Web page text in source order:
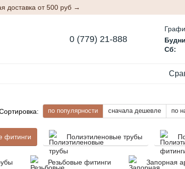
доставка от 500 руб →
0 (779) 21-888
Сб:
по популярности сначала дешевле по
фитинги Полиэтиленовые трубы
Резьбовые фитинги Запорная